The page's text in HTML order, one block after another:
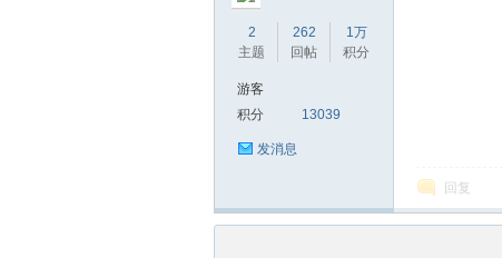
2
主题
262
回帖
1万
积分
游客
积分
13039
发消息
回复